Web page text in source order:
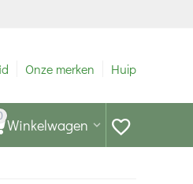
Onze merken Hulp
Winkelwagen